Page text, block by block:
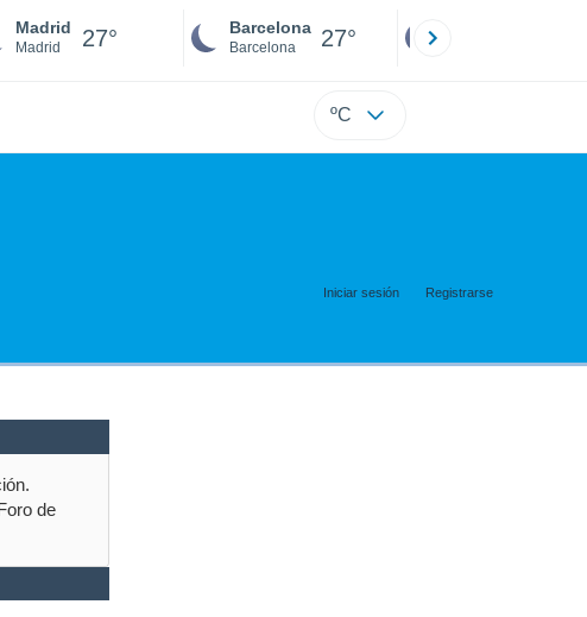
Madrid
Madrid 27° Barcelona
Barcelona 27°
ºC
Iniciar sesión Registrarse
de